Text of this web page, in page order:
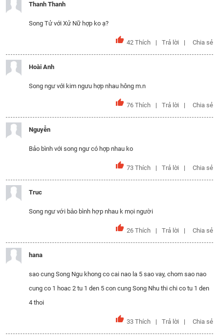
Thanh Thanh
Song Tử với Xử Nữ hợp ko ạ?
42 Thích Trả lời Chia sẻ
Hoài Anh
Song ngư với kim ngưu hợp nhau hông m.n
76 Thích Trả lời Chia sẻ
Nguyễn
Bảo bình với song ngư có hợp nhau ko
73 Thích Trả lời Chia sẻ
Truc
Song ngư với bảo bình hợp nhau k mọi người
26 Thích Trả lời Chia sẻ
hana
sao cung Song Ngu khong co cai nao la 5 sao vay, chom sao nao
cung co 1 hoac 2 tu 1 den 5 con cung Song Nhu thi chi co tu 1 den
4 thoi
33 Thích Trả lời Chia sẻ